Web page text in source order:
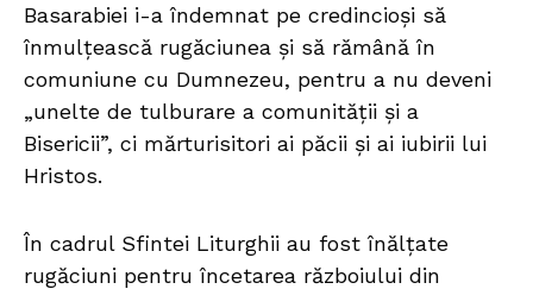
Basarabiei i-a îndemnat pe credincioși să
înmulțească rugăciunea și să rămână în
comuniune cu Dumnezeu, pentru a nu deveni
„unelte de tulburare a comunității și a
Bisericii”, ci mărturisitori ai păcii și ai iubirii lui
Hristos.
În cadrul Sfintei Liturghii au fost înălțate
rugăciuni pentru încetarea războiului din